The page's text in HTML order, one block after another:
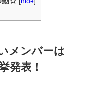
メンバーは
発表！